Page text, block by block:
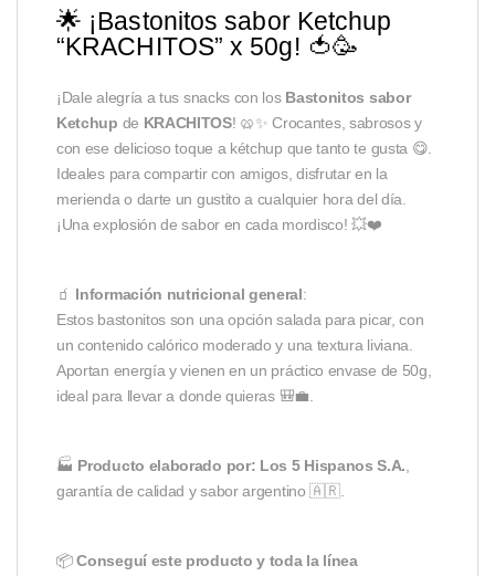
🌟 ¡Bastonitos sabor Ketchup
“KRACHITOS” x 50g! 🍅🥳
¡Dale alegría a tus snacks con los Bastonitos sabor
Ketchup de KRACHITOS! 🥨✨ Crocantes, sabrosos y
con ese delicioso toque a kétchup que tanto te gusta 😋.
Ideales para compartir con amigos, disfrutar en la
merienda o darte un gustito a cualquier hora del día.
¡Una explosión de sabor en cada mordisco! 💥❤️
🧃 Información nutricional general:
Estos bastonitos son una opción salada para picar, con
un contenido calórico moderado y una textura liviana.
Aportan energía y vienen en un práctico envase de 50g,
ideal para llevar a donde quieras 🎒💼.
🏭 Producto elaborado por: Los 5 Hispanos S.A.,
garantía de calidad y sabor argentino 🇦🇷.
📦Conseguí este producto y toda la línea